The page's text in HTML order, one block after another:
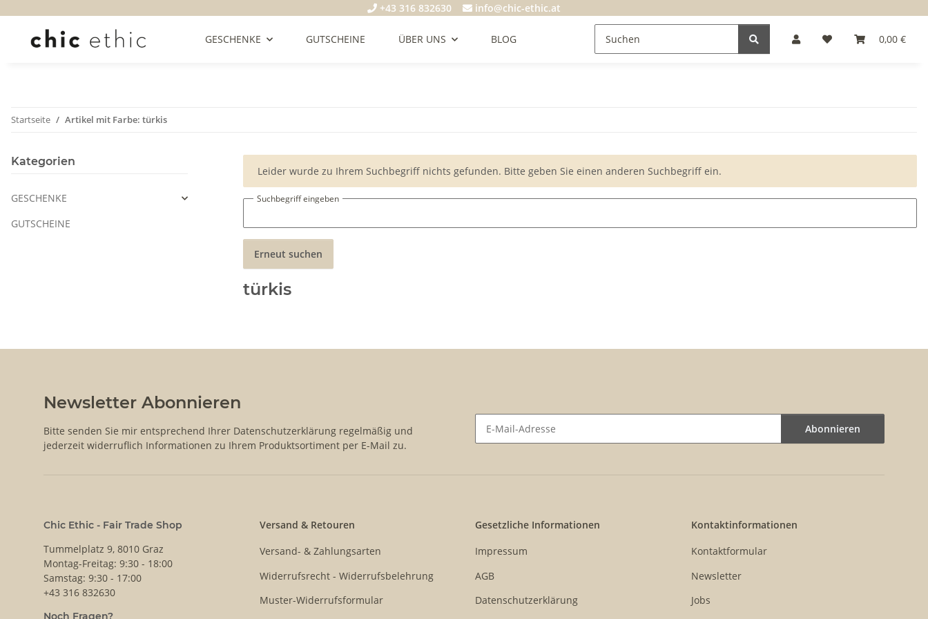
+43 316 832630 info@chic-ethic.at
0,00 €
GESCHENKE GUTSCHEINE ÜBER UNS BLOG
Startseite Artikel mit Farbe: türkis
xLeider wurde zu Ihrem Suchbegriff nichts gefunden. Bitte geben Sie einen anderen Suchbegriff ein.
Suchbegriff eingeben
Erneut suchen
türkis
Kategorien
GESCHENKE
GUTSCHEINE
Newsletter Abonnieren
Bitte senden Sie mir entsprechend Ihrer Datenschutzerklärung regelmäßig und
jederzeit widerruflich Informationen zu Ihrem Produktsortiment per E-Mail zu.
Abonnieren
Chic Ethic - Fair Trade Shop
Tummelplatz 9, 8010 Graz
Montag-Freitag: 9:30 - 18:00
Samstag: 9:30 - 17:00
+43 316 832630
Noch Fragen?
Versand & Retouren
Versand- & Zahlungsarten
Widerrufsrecht - Widerrufsbelehrung
Muster-Widerrufsformular
Gesetzliche Informationen
Impressum
AGB
Datenschutzerklärung
Kontaktinformationen
Kontaktformular
Newsletter
Jobs